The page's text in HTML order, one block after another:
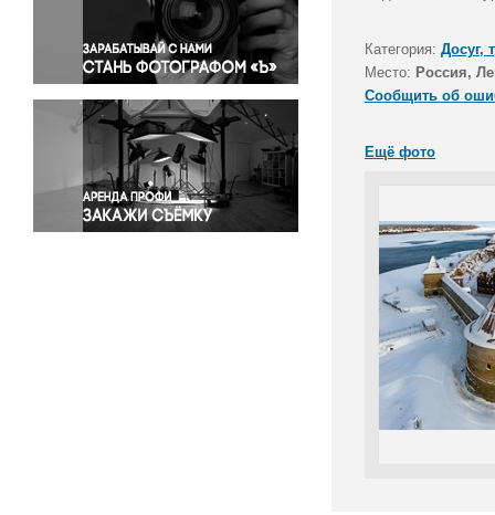
Правосудие
Происшествия и конфликты
Религия
Светская жизнь
Спорт
Экология
Экономика и бизнес
Категория: Досуг,
Место: Россия,
Сообщить об
Ещё фото